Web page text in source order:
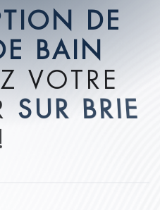
TION DE
E BAIN
Z VOTRE
SUR BRIE
!